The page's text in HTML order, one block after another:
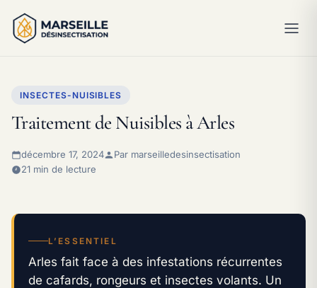
INSECTES-NUISIBLES
Traitement de Nuisibles à Arles
décembre 17, 2024
Par marseilledesinsectisation
21 min de lecture
L’ESSENTIEL
Arles fait face à des infestations récurrentes
de cafards, rongeurs et insectes volants. Un